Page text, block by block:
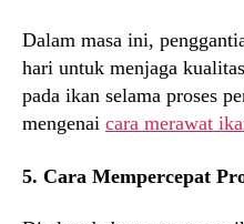
Dalam masa ini,
hari untuk menjaga
pada ikan selama proses
mengenai cara merawat
5. Cara Mempercepat